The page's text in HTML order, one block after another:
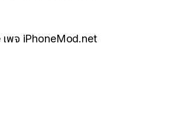
เพจ iPhoneMod.net